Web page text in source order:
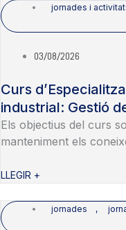
jornades i
03/08/2026
Curs
industrial: Gestió
Els objectius del curs
manteniment els
LLEGIR +
jornades ,